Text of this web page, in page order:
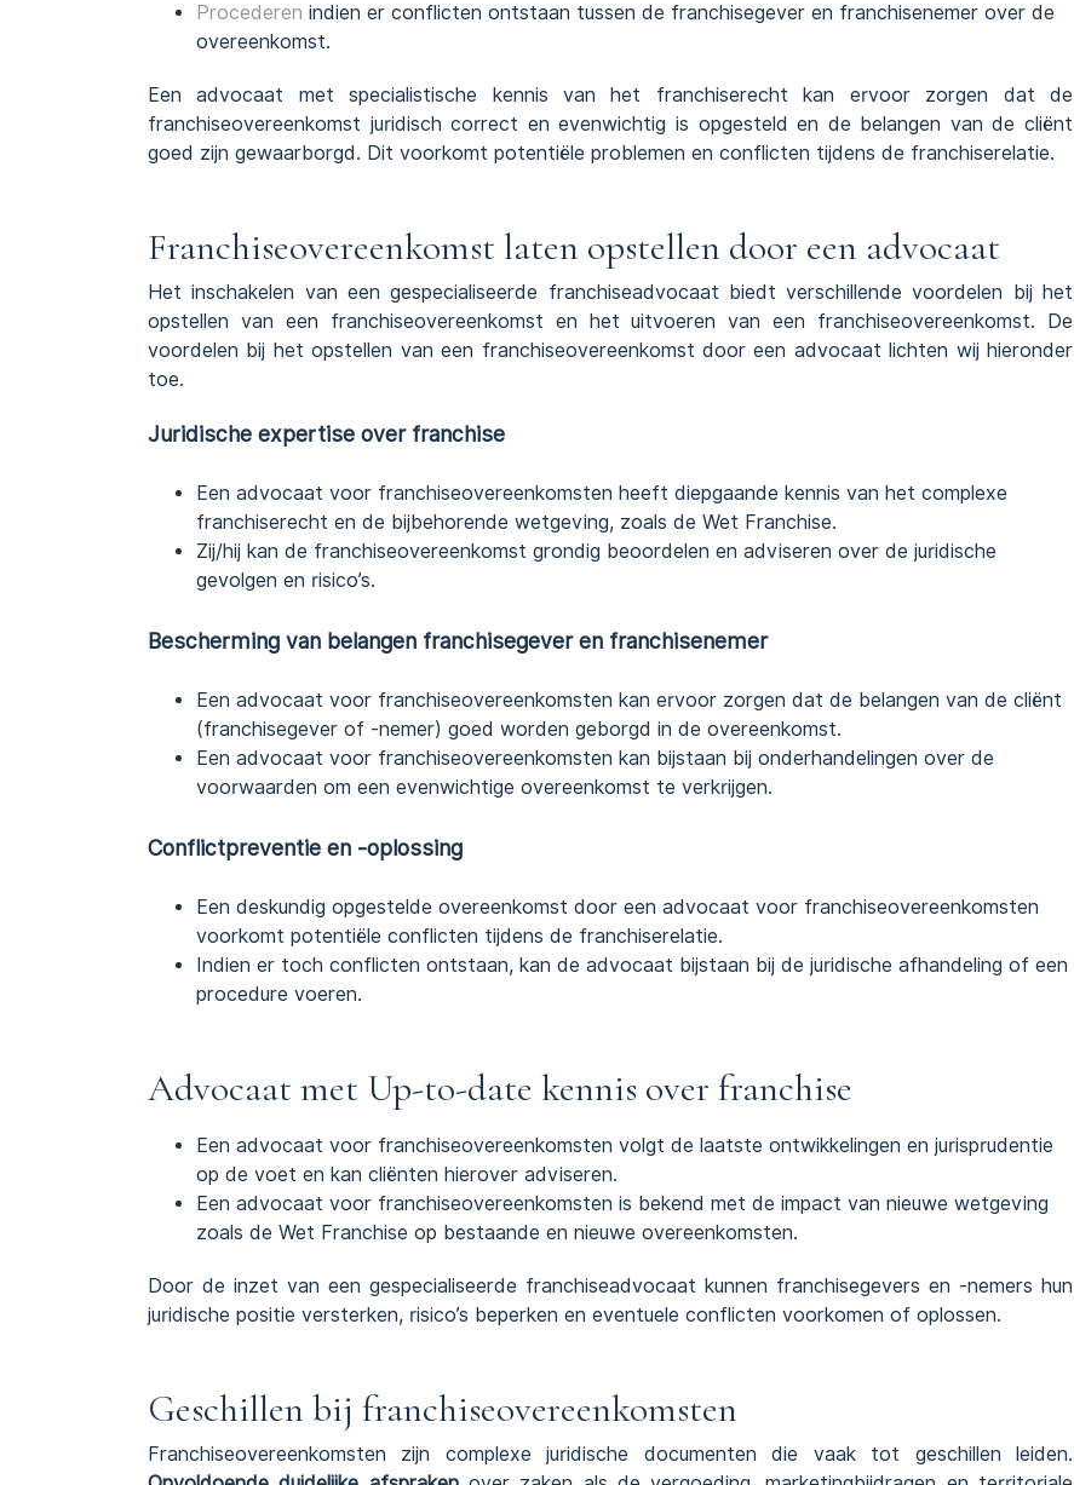
Procederen indien er conflicten ontstaan tussen de franchisegever en franchisenemer over de
overeenkomst.
Een advocaat met specialistische kennis van het franchiserecht kan ervoor zorgen dat de
franchiseovereenkomst juridisch correct en evenwichtig is opgesteld en de belangen van de cliënt
goed zijn gewaarborgd. Dit voorkomt potentiële problemen en conflicten tijdens de franchiserelatie.
Franchiseovereenkomst laten opstellen door een advocaat
Het inschakelen van een gespecialiseerde franchiseadvocaat biedt verschillende voordelen bij het
opstellen van een franchiseovereenkomst en het uitvoeren van een franchiseovereenkomst. De
voordelen bij het opstellen van een franchiseovereenkomst door een advocaat lichten wij hieronder
toe.
Juridische expertise over franchise
Een advocaat voor franchiseovereenkomsten heeft diepgaande kennis van het complexe
franchiserecht en de bijbehorende wetgeving, zoals de Wet Franchise.
Zij/hij kan de franchiseovereenkomst grondig beoordelen en adviseren over de juridische
gevolgen en risico’s.
Bescherming van belangen franchisegever en franchisenemer
Een advocaat voor franchiseovereenkomsten kan ervoor zorgen dat de belangen van de cliënt
(franchisegever of -nemer) goed worden geborgd in de overeenkomst.
Een advocaat voor franchiseovereenkomsten kan bijstaan bij onderhandelingen over de
voorwaarden om een evenwichtige overeenkomst te verkrijgen.
Conflictpreventie en -oplossing
Een deskundig opgestelde overeenkomst door een advocaat voor franchiseovereenkomsten
voorkomt potentiële conflicten tijdens de franchiserelatie.
Indien er toch conflicten ontstaan, kan de advocaat bijstaan bij de juridische afhandeling of een
procedure voeren.
Advocaat met Up-to-date kennis over franchise
Een advocaat voor franchiseovereenkomsten volgt de laatste ontwikkelingen en jurisprudentie
op de voet en kan cliënten hierover adviseren.
Een advocaat voor franchiseovereenkomsten is bekend met de impact van nieuwe wetgeving
zoals de Wet Franchise op bestaande en nieuwe overeenkomsten.
Door de inzet van een gespecialiseerde franchiseadvocaat kunnen franchisegevers en -nemers hun
juridische positie versterken, risico’s beperken en eventuele conflicten voorkomen of oplossen.
Geschillen bij franchiseovereenkomsten
Franchiseovereenkomsten zijn complexe juridische documenten die vaak tot geschillen leiden.